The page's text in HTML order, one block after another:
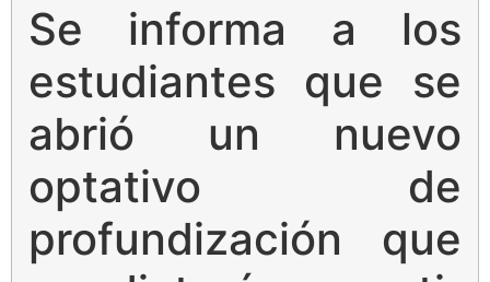
Se informa a los
estudiantes que se
abrió un nuevo
optativo de
profundización que